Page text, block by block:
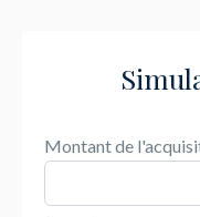
Montant de